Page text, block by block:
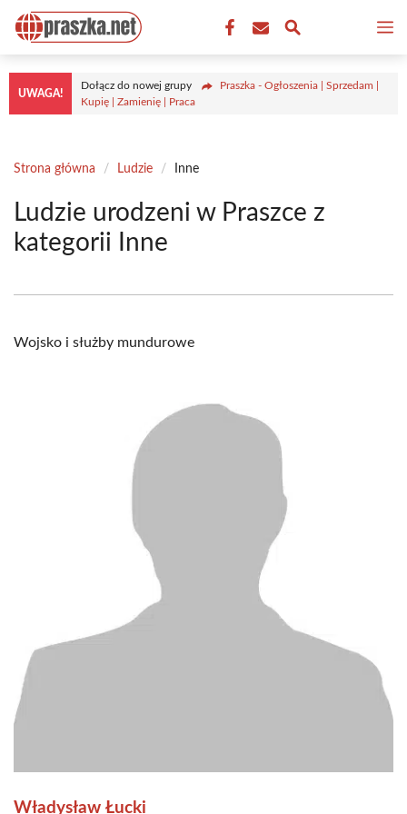
Przejdź
treści
UWAGA!
Dołącz do nowej grupy
Praszka - Ogłoszenia | Sprzedam |
Kupię | Zamienię | Praca
Strona główna / Ludzie / Inne
Ludzie urodzeni w Praszce z
kategorii Inne
Wojsko i służby mundurowe
Władysław Łucki